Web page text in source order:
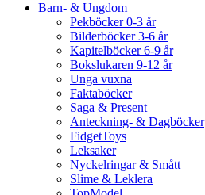
Barn- & Ungdom
Pekböcker 0-3 år
Bilderböcker 3-6 år
Kapitelböcker 6-9 år
Bokslukaren 9-12 år
Unga vuxna
Faktaböcker
Saga & Present
Anteckning- & Dagböcker
FidgetToys
Leksaker
Nyckelringar & Smått
Slime & Leklera